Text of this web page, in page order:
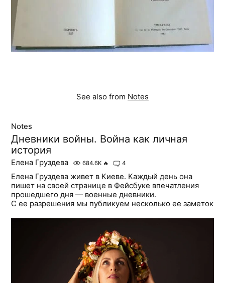
See also from Notes
Notes
Дневники войны. Война как личная
история
Елена Груздева 684.6K 🔥 4
Елена Груздева живет в Киеве. Каждый день она
пишет на своей странице в Фейсбуке впечатления
прошедшего дня — военные дневники.
С ее разрешения мы публикуем несколько ее заметок